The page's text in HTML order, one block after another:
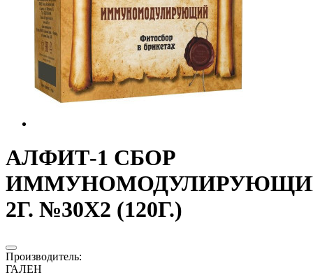
АЛФИТ-1 СБОР
2Г. №30Х2 (120Г.)
Производитель:
ГАЛЕН